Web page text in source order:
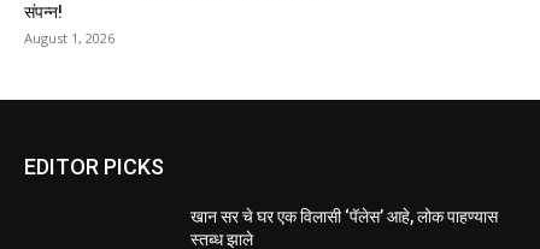
संपन्न!
August 1, 2026
EDITOR PICKS
खान सर चे घर एक विलासी ‘पॅलेस’ आहे, लोक पाहण्यास
स्तब्ध झाले